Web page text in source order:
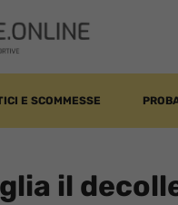
E SCOMMESSE
il